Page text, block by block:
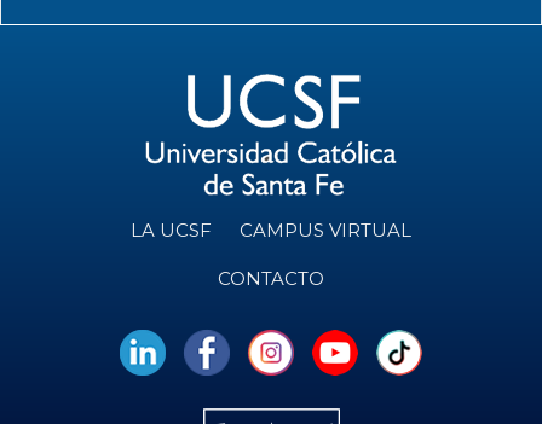
LA UCSF CAMPUS VIRTUAL
CONTACTO